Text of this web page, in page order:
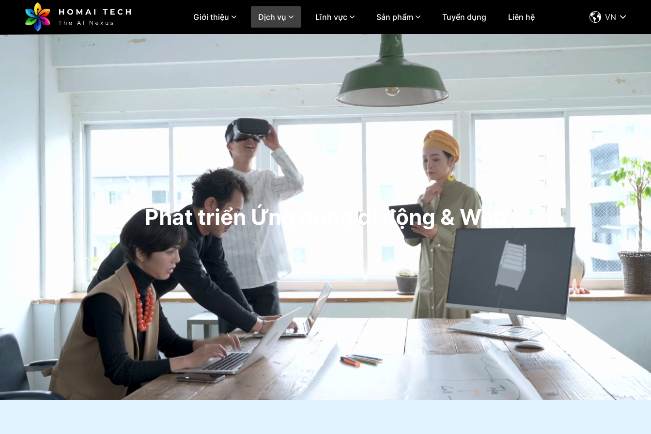
VN
Giới thiệu Dịch vụ Lĩnh vực Sản phẩm Tuyển dụng Liên hệ
Phát triển Ứng dụng di động & Web